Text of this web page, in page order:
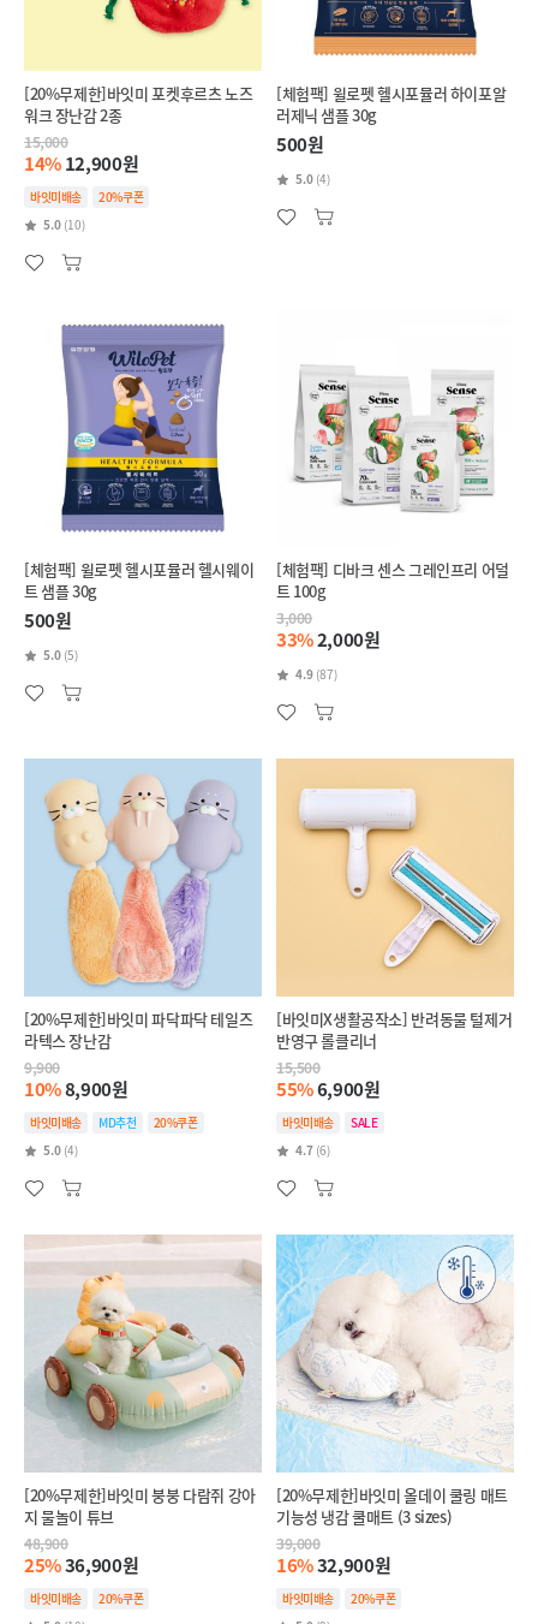
[20%무제한]바잇미 포켓후르츠 노즈
워크 장난감 2종
15,000
14%12,900원
바잇미배송
20%쿠폰
5.0 (10)
[체험팩] 윌로펫 헬시포뮬러 하이포알
러제닉 샘플 30g
500원
5.0 (4)
[체험팩] 윌로펫 헬시포뮬러 헬시웨이
트 샘플 30g
500원
5.0 (5)
[체험팩] 디바크 센스 그레인프리 어덜
트 100g
3,000
33%2,000원
4.9 (87)
[20%무제한]바잇미 파닥파닥 테일즈
라텍스 장난감
9,900
10%8,900원
바잇미배송 MD추천
20%쿠폰
5.0 (4)
[바잇미X생활공작소] 반려동물 털제거
반영구 롤클리너
15,500
55%6,900원
바잇미배송
SALE
4.7 (6)
[20%무제한]바잇미 붕붕 다람쥐 강아
지 물놀이 튜브
48,900
25%36,900원
바잇미배송
20%쿠폰
[20%무제한]바잇미 올데이 쿨링 매트
기능성 냉감 쿨매트 (3 sizes)
39,000
16%32,900원
바잇미배송
20%쿠폰